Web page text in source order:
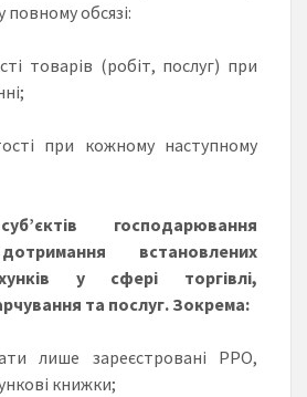
повному обсязі:
товарів (робіт, послуг) при
при кожному наступному
господарювання
встановлених
у сфері торгівлі,
та послуг. Зокрема:
лише зареєстровані РРО,
книжки;